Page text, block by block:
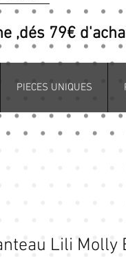
,dés 79€
PIECES UNIQUES
Lili Molly